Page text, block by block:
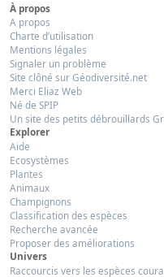
À propos
A propos
Charte d’utilisation
Mentions légales
Signaler un problème
Site clôné sur Géodiversité.net
Merci Eliaz Web
Né de SPIP
Un site des petits débrouillards
Explorer
Aide
Ecosystèmes
Plantes
Animaux
Champignons
Classification des espèces
Recherche avancée
Proposer des améliorations
Univers
Raccourcis vers les espèces